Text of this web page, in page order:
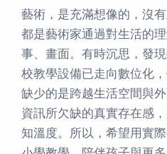
藝術，是充滿想像的，沒
都是藝術家通過對生活的
事、畫面。有時沉思，發
校教學設備已走向數位化
缺少的是跨越生活空間與
資訊所欠缺的真實存在感
知溫度。所以，希望用實